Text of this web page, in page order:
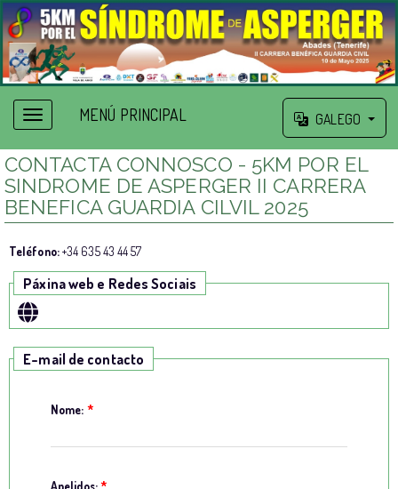
MENÚ PRINCIPAL GALEGO
CONTACTA CONNOSCO - 5KM POR EL
SINDROME DE ASPERGER II CARRERA
BENEFICA GUARDIA CILVIL 2025
Teléfono:+34 635 43 44 57
Páxina web e Redes Sociais
E-mail de contacto
Nome: *
Apelidos:*